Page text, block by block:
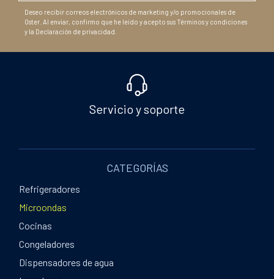
Deseo recibir correos electrónicos de marketing y/o promocionales de
Oster. Al enviar, confirmo que he leído y acepto sus Términos y condiciones
y la Declaración de privacidad.
Servicio y soporte
CATEGORÍAS
Refrigeradores
Microondas
Cocinas
Congeladores
Dispensadores de agua